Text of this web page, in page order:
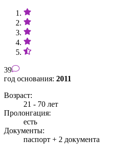
39
год основания: 2011
Возраст:
21 - 70 лет
Пролонгация:
есть
Документы:
паспорт + 2 документа